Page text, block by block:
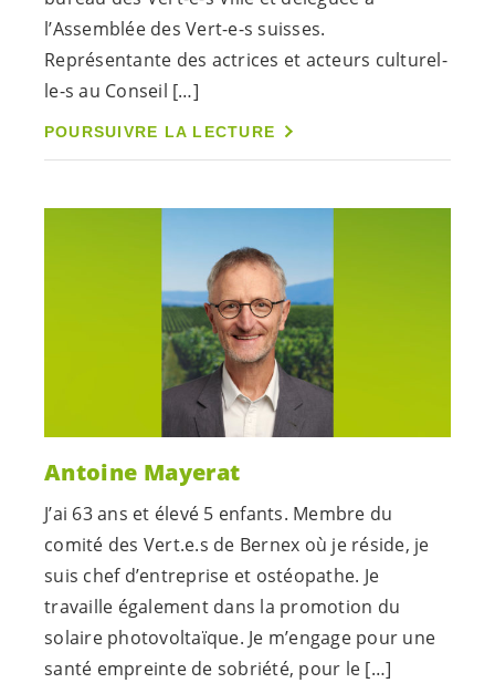
l’Assemblée des Vert-e-s suisses.
Représentante des actrices et acteurs culturel-
le-s au Conseil […]
POURSUIVRE LA LECTURE
Antoine Mayerat
J’ai 63 ans et élevé 5 enfants. Membre du
comité des Vert.e.s de Bernex où je réside, je
suis chef d’entreprise et ostéopathe. Je
travaille également dans la promotion du
solaire photovoltaïque. Je m’engage pour une
santé empreinte de sobriété, pour le […]